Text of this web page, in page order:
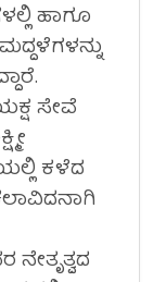
ಹಾಗೂ
ಸೇವೆ
ಕಳೆದ